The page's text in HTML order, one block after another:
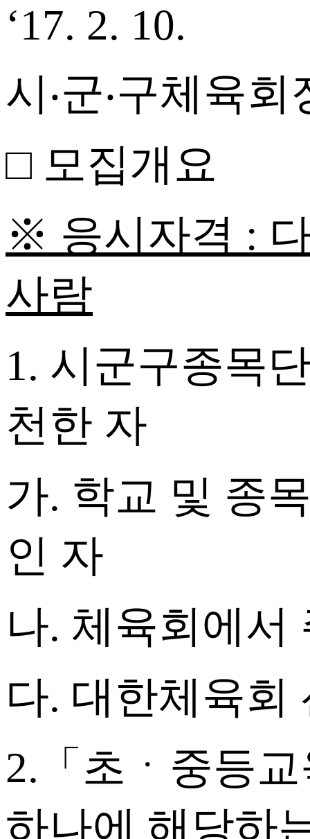
‘17. 2. 10.
시‧군‧구체육회
□ 모집개요
※ 응시자격 :
사람
1. 시군구종목
천한 자
가. 학교 및 종
인 자
나. 체육회에서
다. 대한체육회
2.「초ㆍ중등
하나에 해당하